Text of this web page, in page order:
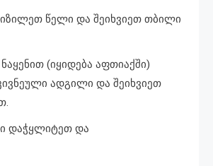
წელი და შეიხვიეთ თბილი
(იყიდება აფთიაქში)
ადგილი და შეიხვიეთ
დაჭყლიტეთ და